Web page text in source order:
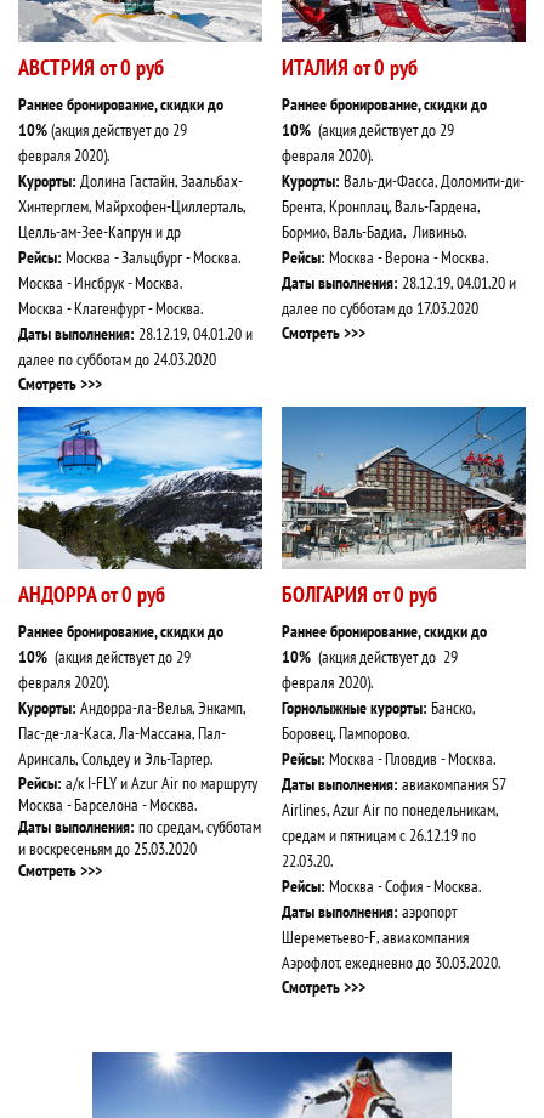
АВСТРИЯ от 0 руб
Раннее бронирование, скидки до
10%(акция действует до29
февраля2020).
Курорты: Долина Гастайн, Заальбах-
Хинтерглем, Майрхофен-Циллерталь,
Целль-ам-Зее-Капрун и др
Рейсы: Москва - Зальцбург - Москва.
Москва - Инсбрук - Москва.
Москва - Клагенфурт - Москва.
Даты выполнения: 28.12.19, 04.01.20 и
далее по субботам до 24.03.2020
Смотреть >>>
ИТАЛИЯ от 0 руб
Раннее бронирование, скидки до
10% (акция действует до29
февраля2020).
Курорты: Валь-ди-Фасса, Доломити-ди-
Брента, Кронплац, Валь-Гардена,
Бормио, Валь-Бадиа, Ливиньо.
Рейсы: Москва - Верона - Москва.
Даты выполнения: 28.12.19, 04.01.20 и
далее по субботам до 17.03.2020
Смотреть >>>
АНДОРРА от 0 руб
Раннее бронирование, скидки до
10% (акция действует до29
февраля2020).
Курорты: Андорра-ла-Велья, Энкамп,
Пас-де-ла-Каса, Ла-Массана, Пал-
Аринсаль, Сольдеу и Эль-Тартер.
Рейсы: а/к I-FLY и Azur Air по маршруту
Москва - Барселона - Москва.
Даты выполнения: по средам, субботам
и воскресеньям до 25.03.2020
Смотреть >>>
БОЛГАРИЯ от 0 руб
Раннее бронирование, скидки до
10% (акция действует до29
февраля2020).
Горнолыжные курорты: Банско,
Боровец, Пампорово.
Рейсы: Москва - Пловдив - Москва.
Даты выполнения: авиакомпания S7
Airlines, Azur Air по понедельникам,
средам и пятницам с 26.12.19 по
22.03.20.
Рейсы: Москва - София - Москва.
Даты выполнения: аэропорт
Шереметьево-F, авиакомпания
Аэрофлот, ежедневно до 30.03.2020.
Смотреть >>>